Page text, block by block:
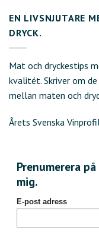
EN LIVSNJUTARE
DRYCK.
Mat och dryckestips
kvalitét. Skriver om
mellan maten och
Årets Svenska
Prenumerera
mig.
E-post adress